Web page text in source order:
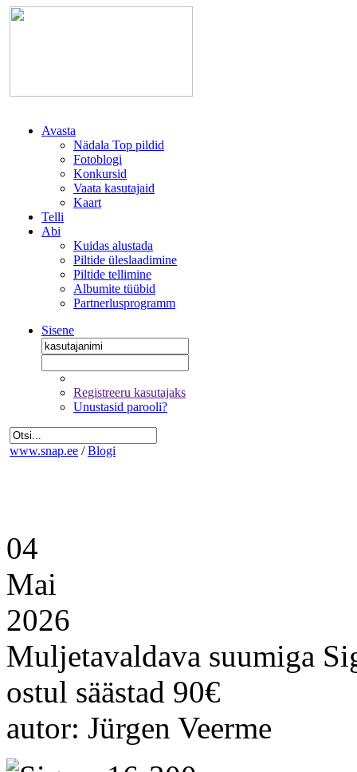
Avasta
Nädala Top pildid
Fotoblogi
Konkursid
Vaata kasutajaid
Kaart
Telli
Abi
Kuidas alustada
Piltide üleslaadimine
Piltide tellimine
Albumite tüübid
Partnerlusprogramm
Sisene
Registreeru kasutajaks
Unustasid parooli?
www.snap.ee / Blogi
04
Mai
2026
Muljetavaldava suumiga
ostul säästad 90€
autor: Jürgen Veerme